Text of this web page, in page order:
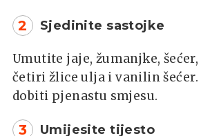
2 Sjedinite sastojke
Umutite jaje, žumanjke,
četiri žlice ulja i vanilin šećer.
dobiti pjenastu smjesu.
3 Umijesite tijesto